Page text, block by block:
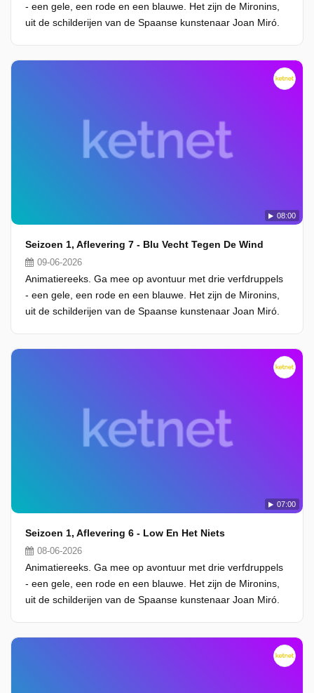
- een gele, een rode en een blauwe. Het zijn de Mironins,
uit de schilderijen van de Spaanse kunstenaar Joan Miró.
08:00
Seizoen 1, Aflevering 7 - Blu Vecht Tegen De Wind
09-06-2026
Animatiereeks. Ga mee op avontuur met drie verfdruppels
- een gele, een rode en een blauwe. Het zijn de Mironins,
uit de schilderijen van de Spaanse kunstenaar Joan Miró.
07:00
Seizoen 1, Aflevering 6 - Low En Het Niets
08-06-2026
Animatiereeks. Ga mee op avontuur met drie verfdruppels
- een gele, een rode en een blauwe. Het zijn de Mironins,
uit de schilderijen van de Spaanse kunstenaar Joan Miró.